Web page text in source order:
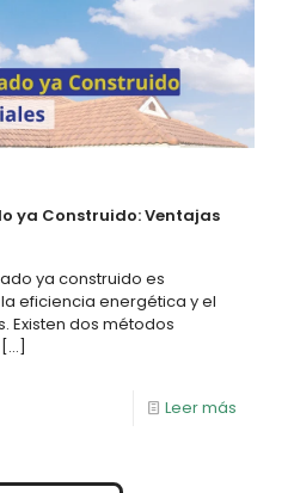
ya Construido: Ventajas
ya construido es
eficiencia energética y el
Existen dos métodos
[…]
Leer más